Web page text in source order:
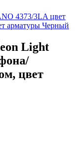
Light
цвет